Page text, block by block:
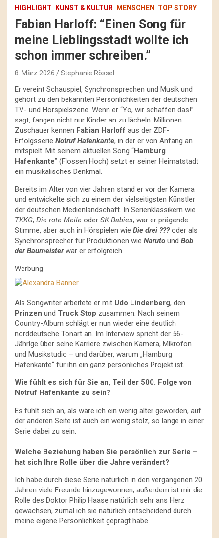
HIGHLIGHT KUNST & KULTUR MENSCHEN TOP STORY
Fabian Harloff: “Einen Song für
meine Lieblingsstadt wollte ich
schon immer schreiben.”
8. März 2026 Stephanie Rössel
Er vereint Schauspiel, Synchronsprechen und Musik und
gehört zu den bekannten Persönlichkeiten der deutschen
TV- und Hörspielszene. Wenn er “Yo, wir schaffen das!”
sagt, fangen nicht nur Kinder an zu lächeln. Millionen
Zuschauer kennen Fabian Harloff aus der ZDF-
Erfolgsserie Notruf Hafenkante, in der er von Anfang an
mitspielt. Mit seinem aktuellen Song “Hamburg
Hafenkante” (Flossen Hoch) setzt er seiner Heimatstadt
ein musikalisches Denkmal.
Bereits im Alter von vier Jahren stand er vor der Kamera
und entwickelte sich zu einem der vielseitigsten Künstler
der deutschen Medienlandschaft. In Serienklassikern wie
TKKG, Die rote Meile oder SK Babies, war er prägende
Stimme, aber auch in Hörspielen wie Die drei ???oder als
Synchronsprecher für Produktionen wie Naruto und Bob
der Baumeisterwar er erfolgreich.
Werbung
Als Songwriter arbeitete er mit Udo Lindenberg, den
Prinzen und Truck Stop zusammen. Nach seinem
Country-Album schlägt er nun wieder eine deutlich
norddeutsche Tonart an. Im Interview spricht der 56-
Jährige über seine Karriere zwischen Kamera, Mikrofon
und Musikstudio – und darüber, warum „Hamburg
Hafenkante“ für ihn ein ganz persönliches Projekt ist.
Wie fühlt es sich für Sie an, Teil der 500. Folge von
Notruf Hafenkante zu sein?
Es fühlt sich an, als wäre ich ein wenig älter geworden, auf
der anderen Seite ist auch ein wenig stolz, so lange in einer
Serie dabei zu sein.
Welche Beziehung haben Sie persönlich zur Serie –
hat sich Ihre Rolle über die Jahre verändert?
Ich habe durch diese Serie natürlich in den vergangenen 20
Jahren viele Freunde hinzugewonnen, außerdem ist mir die
Rolle des Doktor Philip Haase natürlich sehr ans Herz
gewachsen, zumal ich sie natürlich entscheidend durch
meine eigene Persönlichkeit geprägt habe.